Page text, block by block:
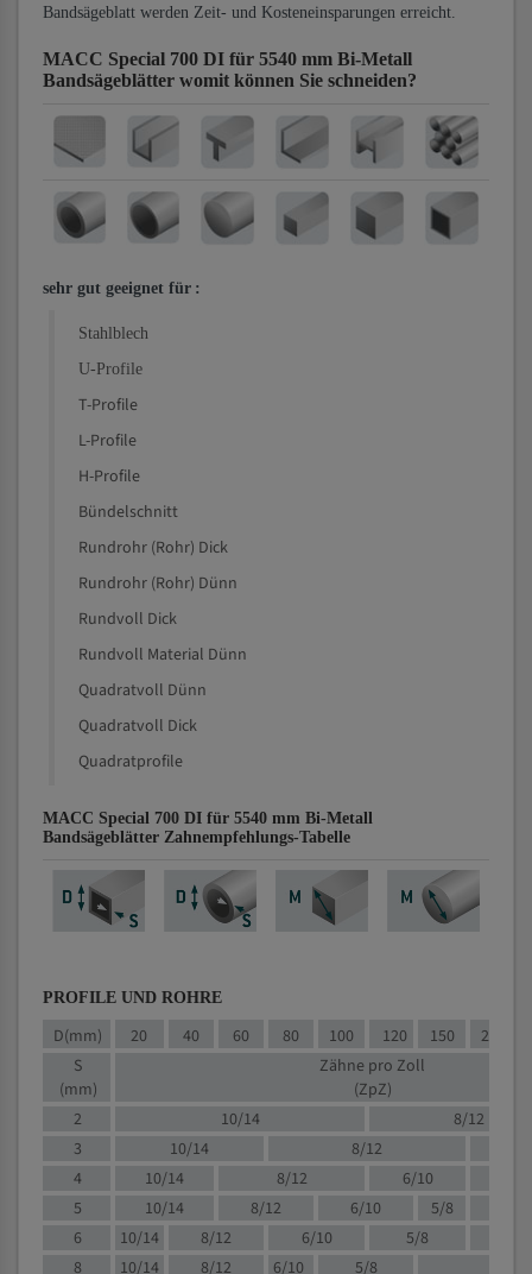
Bandsägeblatt werden Zeit- und Kosteneinsparungen erreicht.
MACC Special 700 DI für 5540 mm Bi-Metall
Bandsägeblätter womit können Sie schneiden?
sehr gut geeignet für :
Stahlblech
U-Profile
T-Profile
L-Profile
H-Profile
Bündelschnitt
Rundrohr (Rohr) Dick
Rundrohr (Rohr) Dünn
Rundvoll Dick
Rundvoll Material Dünn
Quadratvoll Dünn
Quadratvoll Dick
Quadratprofile
MACC Special 700 DI für 5540 mm Bi-Metall
Bandsägeblätter Zahnempfehlungs-Tabelle
PROFILE UND ROHRE
D(mm) 20 40 60 80 100 120 150 200
S
(mm)
Zähne pro Zoll
(ZpZ)
2
10/14
8/12
3
10/14 8/12
4
10/14 8/12 6/10
5
10/14 8/12 6/10
5/8
6
10/14 8/12 6/10
5/8
8
10/14 8/12 6/10 5/8